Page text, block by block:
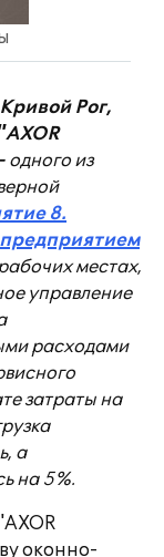
Рог,
AXOR
одного из
8.
местах,
управление
расходами
затраты на
а
на 5%.
оконно-